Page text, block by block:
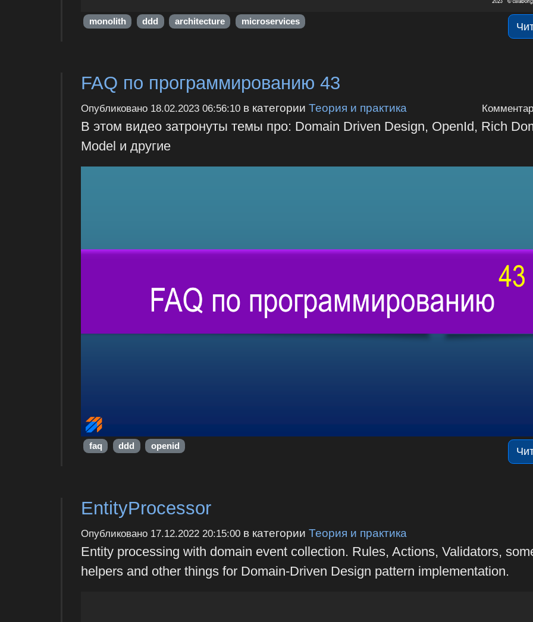
monolith ddd architecture microservices
FAQ по программированию 43
Опубликовано 18.02.2023 06:56:10в категории Теория и практика
В этом видео затронуты темы про: Domain Driven Design, OpenId, Rich
Model и другие
faq ddd openid
EntityProcessor
Опубликовано 17.12.2022 20:15:00в категории Теория и практика
Entity processing with domain event collection. Rules, Actions, Validators,
helpers and other things for Domain-Driven Design pattern implementation.